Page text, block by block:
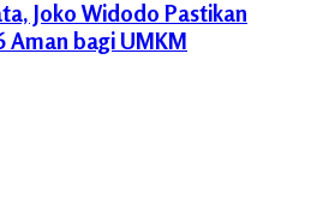
Joko Widodo Pastikan
Aman bagi UMKM